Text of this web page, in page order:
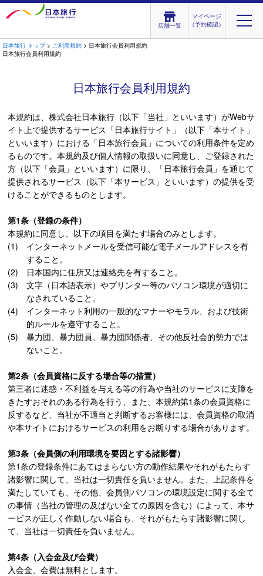
店舗一覧
マイページ
（予約確認）
日本旅行 トップ> ご利用規約 > 日本旅行会員利用規約
日本旅行会員利用規約
日本旅行会員利用規約
本規約は、株式会社日本旅行（以下「当社」といいます）がWebサ
イト上で提供するサービス「日本旅行サイト」（以下「本サイト」
といいます）における「日本旅行会員」についての利用条件を定め
るものです。本規約及び個人情報の取扱いに同意し、ご登録された
方（以下「会員」といいます）に限り、「日本旅行会員」を通じて
提供されるサービス（以下「本サービス」といいます）の提供を受
けることができるものとします。
第1条（登録の条件）
本規約に同意し、以下の項目を満たす場合のみとします。
インターネットメールを受信可能な電子メールアドレスを有
すること。
日本国内に住所又は連絡先を有すること。
文字（日本語表示）やプリンター等のパソコン環境が適切に
なされていること。
インターネット利用の一般的なマナーやモラル、および技術
的ルールを遵守すること。
暴力団、暴力団員、暴力団関係者、その他反社会的勢力では
ないこと。
第2条（会員資格に反する場合等の措置）
第三者に迷惑・不利益を与える等の行為や当社のサービスに支障を
きたすおそれのある行為を行う、また、本規約第1条の会員資格に
反するなど、当社が不適当と判断するお客様には、会員資格の取消
や本サイトにおけるサービスの利用をお断りする場合があります。
第3条（会員側の利用環境を要因とする諸影響）
第1条の登録条件にあてはまらない方の動作結果やそれがもたらす
諸影響に関して、当社は一切責任を負いません。また、上記条件を
満たしていても、その他、会員側パソコンの環境設定に関する全て
の事情（当社の管理の及ばない全ての原因を含む）によって、本サ
ービスが正しく作動しない場合も、それがもたらす諸影響に関し
て、当社は一切責任を負いません。
第4条（入会金及び会費）
入会金、会費は無料とします。